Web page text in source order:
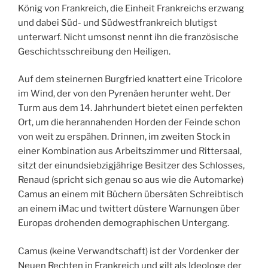
König von Frankreich, die Einheit Frankreichs erzwang
und dabei Süd- und Südwestfrankreich blutigst
unterwarf. Nicht umsonst nennt ihn die französische
Geschichtsschreibung den Heiligen.
Auf dem steinernen Burgfried knattert eine Tricolore
im Wind, der von den Pyrenäen herunter weht. Der
Turm aus dem 14. Jahrhundert bietet einen perfekten
Ort, um die herannahenden Horden der Feinde schon
von weit zu erspähen. Drinnen, im zweiten Stock in
einer Kombination aus Arbeitszimmer und Rittersaal,
sitzt der einundsiebzigjährige Besitzer des Schlosses,
Renaud (spricht sich genau so aus wie die Automarke)
Camus an einem mit Büchern übersäten Schreibtisch
an einem iMac und twittert düstere Warnungen über
Europas drohenden demographischen Untergang.
Camus (keine Verwandtschaft) ist der Vordenker der
Neuen Rechten in Frankreich und gilt als Ideologe der